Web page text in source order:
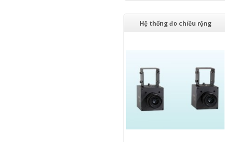
Hệ thống đo chiều rộng